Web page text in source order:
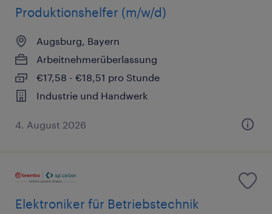
Produktionshelfer (m/w/d)
Augsburg, Bayern
Arbeitnehmerüberlassung
€17,58 - €18,51 pro Stunde
Industrie und Handwerk
4. August 2026
Elektroniker für Betriebstechnik